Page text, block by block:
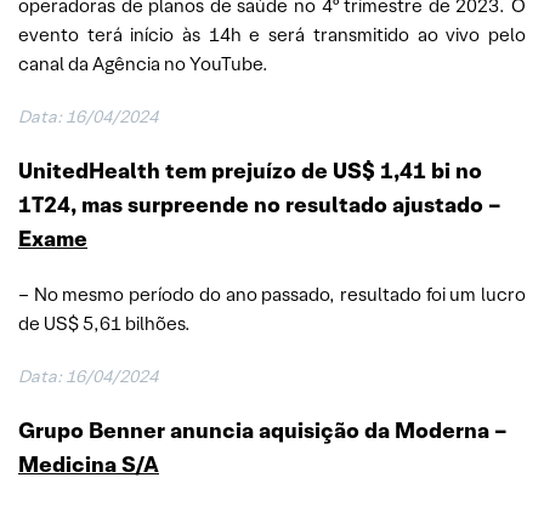
operadoras de planos de saúde no 4º trimestre de 2023. O
evento terá início às 14h e será transmitido ao vivo pelo
canal da Agência no YouTube.
Data: 16/04/2024
UnitedHealth tem prejuízo de US$ 1,41 bi no
1T24, mas surpreende no resultado ajustado –
Exame
– No mesmo período do ano passado, resultado foi um lucro
de US$ 5,61 bilhões.
Data: 16/04/2024
Grupo Benner anuncia aquisição da Moderna –
Medicina S/A